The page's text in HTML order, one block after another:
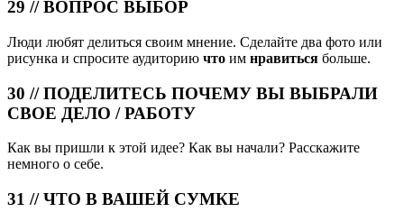
29 // ВОПРОС ВЫБОР
Люди любят делиться своим мнение. Сделайте два фото или
рисунка и спросите аудиторию что им нравиться больше.
30 // ПОДЕЛИТЕСЬ ПОЧЕМУ ВЫ ВЫБРАЛИ
СВОЕ ДЕЛО / РАБОТУ
Как вы пришли к этой идее? Как вы начали? Расскажите
немного о себе.
31 // ЧТО В ВАШЕЙ СУМКЕ